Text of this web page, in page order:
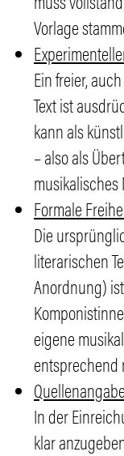
Vorlage
Ein freier,
Text ist
kann als
– also als
musikalisches
Formale
Die
literarischen
Anordnung)
eigene
entsprechend
In der
klar